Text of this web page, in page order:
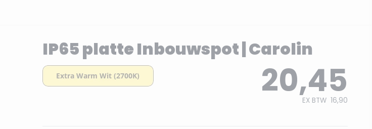
IP65 platte Inbouwspot | Carolin
20,45
EX BTW 16,90